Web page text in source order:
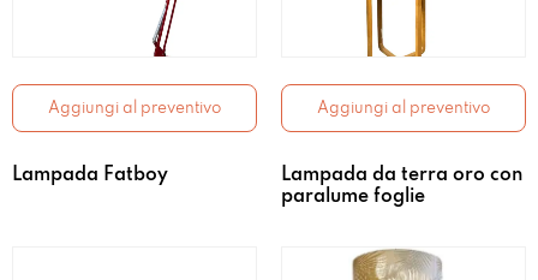
Aggiungi al preventivo Aggiungi al preventivo
Lampada Fatboy
Lampada da terra oro con
paralume foglie